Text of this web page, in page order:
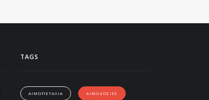
TAGS
ΑΙΜΟΠΕΤΑΛΙΑ ΑΙΜΟΔΟΣΙΕΣ